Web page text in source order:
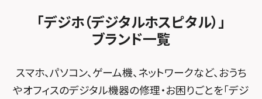
スマホスピタル テルル松戸五香
スマホスピタル テルル宮野木
スマホスピタル平和が丘
スマホスピタル春日井勝川
スマホスピタル住道オペラパーク
スマホスピタル東大阪ロンモール布施
スマホスピタル堺
スマホスピタル 堺出張所
MacBook修理メニュー
FCNTスマートフォン修理
「デジホ（デジタルホスピタル）」
ブランド一覧
スマホ、パソコン、ゲーム機、ネットワークなど、おうち
やオフィスのデジタル機器の修理・お困りごとを「デジ